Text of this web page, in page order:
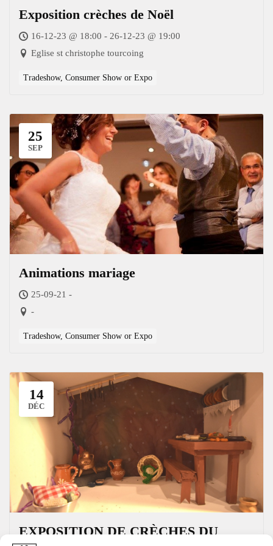
Exposition crèches de Noël
16-12-23 @ 18:00 - 26-12-23 @ 19:00
Eglise st christophe tourcoing
Tradeshow, Consumer Show or Expo
25
SEP
Animations mariage
25-09-21 -
-
Tradeshow, Consumer Show or Expo
14
DÉC
EXPOSITION DE CRÈCHES DU